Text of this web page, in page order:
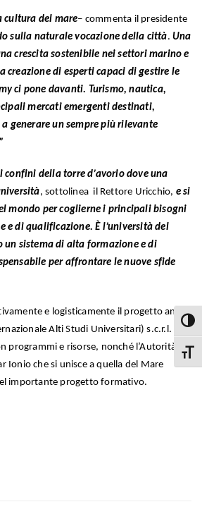
cultura del mare– commenta il presidente
sulla naturale vocazione della città.Una
crescita sostenibile nei settori marino e
creazione di esperti capaci di gestire le
ci pone davanti. Turismo, nautica,
mercati emergenti destinati,
a generare un sempre più rilevante
confini della torre d’avorio dove una
, sottolinea il Rettore Uricchio, e si
mondo per coglierne i principali bisogni
e di qualificazione. È l’università del
un sistema di alta formazione e di
per affrontare le nuove sfide
e logisticamente il progetto anche
Alti Studi Universitari) s.c.r.l. –
programmi e risorse, nonché l’Autorità di
Ionio che si unisce a quella del Mare
importante progetto formativo.